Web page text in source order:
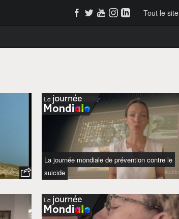
Tout le site
La journée mondiale de prévention contre le
suicide